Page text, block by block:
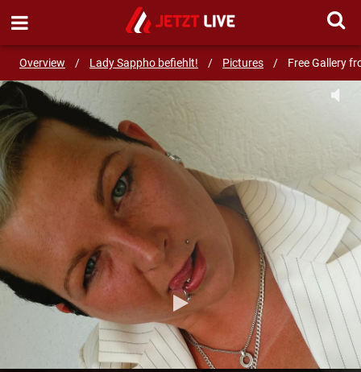
Overview / Lady Sappho befiehlt! / Pictures / Free Gallery
SEND MESSAGE